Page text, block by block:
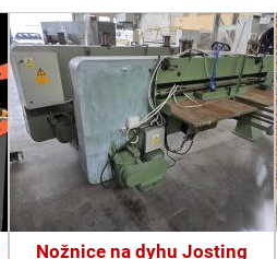
Nožnice na dyhu Josting